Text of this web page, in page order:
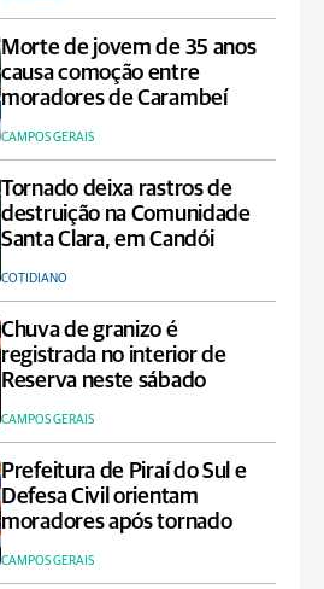
Morte de jovem de 35 anos
causa comoção entre
moradores de Carambeí
CAMPOS GERAIS
Tornado deixa rastros de
destruição na Comunidade
Santa Clara, em Candói
COTIDIANO
Chuva de granizo é
registrada no interior de
Reserva neste sábado
CAMPOS GERAIS
Prefeitura de Piraí do Sul e
Defesa Civil orientam
moradores após tornado
CAMPOS GERAIS